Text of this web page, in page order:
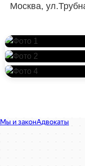
Москва,